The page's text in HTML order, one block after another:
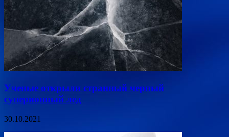
Ученые открыли странный черный
суперионный лед
30.10.2021